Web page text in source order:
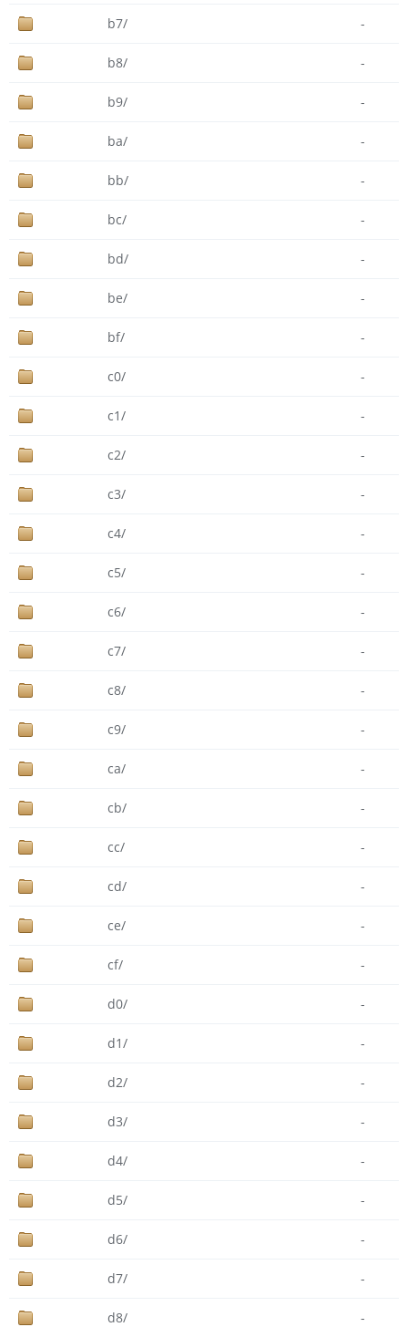
b7/ -
b8/ -
b9/ -
ba/ -
bb/ -
bc/ -
bd/ -
be/ -
bf/ -
c0/ -
c1/ -
c2/ -
c3/ -
c4/ -
c5/ -
c6/ -
c7/ -
c8/ -
c9/ -
ca/ -
cb/ -
cc/ -
cd/ -
ce/ -
cf/ -
d0/ -
d1/ -
d2/ -
d3/ -
d4/ -
d5/ -
d6/ -
d7/ -
d8/ -